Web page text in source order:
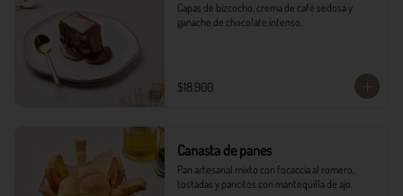
Capas de bizcocho, crema de café sedosa y
ganache de chocolate intenso.
$18.900
Canasta de panes
Pan artesanal mixto con focaccia al romero,
tostadas y pancitos con mantequilla de ajo.